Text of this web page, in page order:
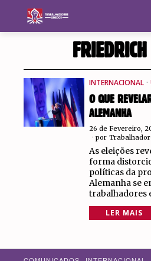
INTERNACIONAL ·
O QUE
ALEMANHA
26 de Fevereiro,
por
As eleições
forma
políticas da
Alemanha se
trabalhadores
LER MAIS